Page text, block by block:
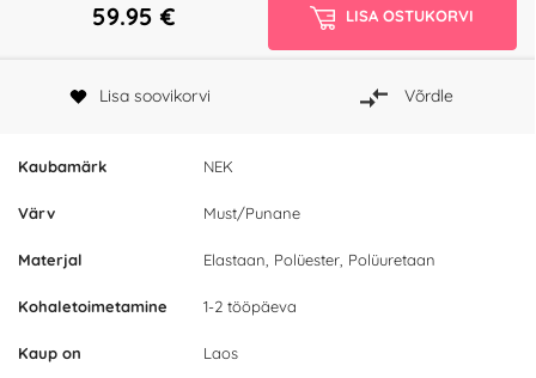
Kaubamärk NEK
Värv Must/Punane
Materjal Elastaan, Polüester, Polüuretaan
Kohaletoimetamine 1-2 tööpäeva
Kaup on Laos
59.95 € LISA OSTUKORVI
Lisa soovikorvi Võrdle